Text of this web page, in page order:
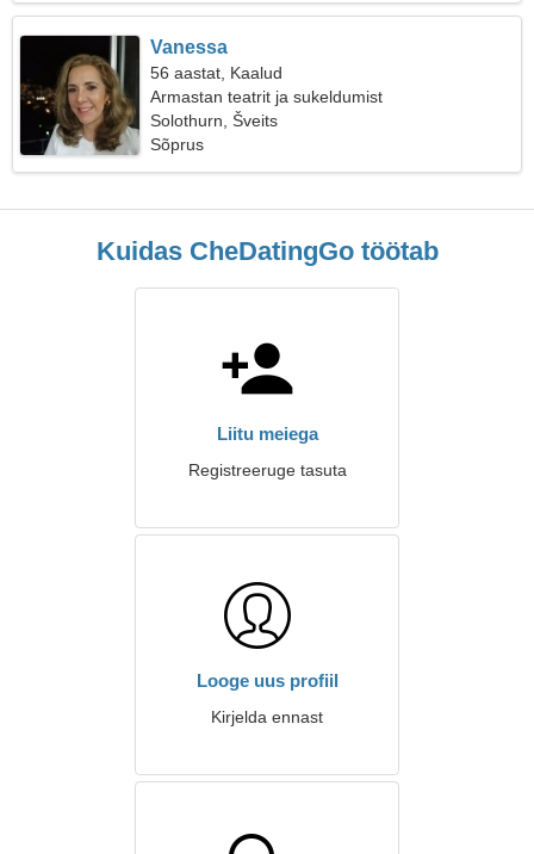
Vanessa
56 aastat, Kaalud
Armastan teatrit ja sukeldumist
Solothurn, Šveits
Sõprus
Kuidas CheDatingGo töötab
Liitu meiega
Registreeruge tasuta
Looge uus profiil
Kirjelda ennast